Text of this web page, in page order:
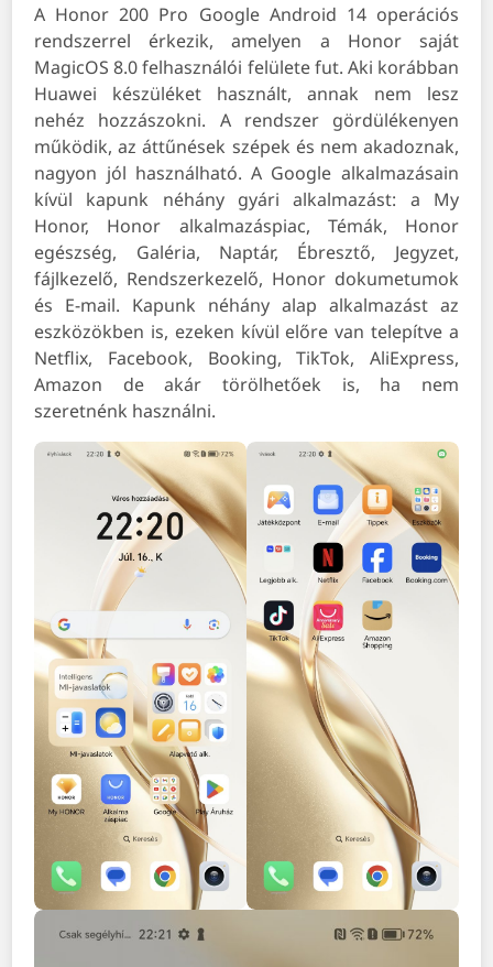
A Honor 200 Pro Google Android 14 operációs
rendszerrel érkezik, amelyen a Honor saját
MagicOS 8.0 felhasználói felülete fut. Aki korábban
Huawei készüléket használt, annak nem lesz
nehéz hozzászokni. A rendszer gördülékenyen
működik, az áttűnések szépek és nem akadoznak,
nagyon jól használható. A Google alkalmazásain
kívül kapunk néhány gyári alkalmazást: a My
Honor, Honor alkalmazáspiac, Témák, Honor
egészség, Galéria, Naptár, Ébresztő, Jegyzet,
fájlkezelő, Rendszerkezelő, Honor dokumetumok
és E-mail. Kapunk néhány alap alkalmazást az
eszközökben is, ezeken kívül előre van telepítve a
Netflix, Facebook, Booking, TikTok, AliExpress,
Amazon de akár törölhetőek is, ha nem
szeretnénk használni.